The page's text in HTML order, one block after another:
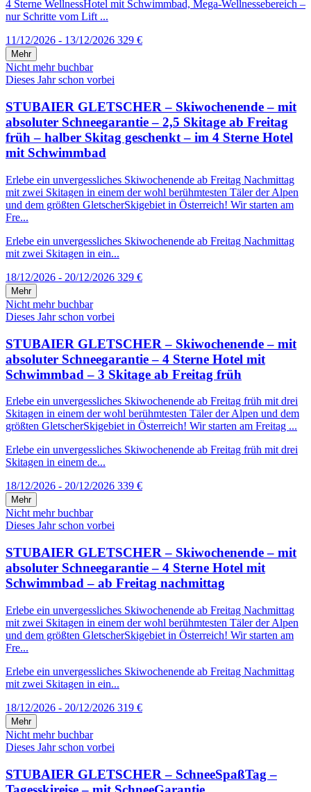
4 Sterne WellnessHotel mit Schwimmbad, Mega-Wellnessebereich –
nur Schritte vom Lift ...
11/12/2026 - 13/12/2026 329 €
Mehr
Nicht mehr buchbar
Dieses Jahr schon vorbei
STUBAIER GLETSCHER – Skiwochenende – mit
absoluter Schneegarantie – 2,5 Skitage ab Freitag
früh – halber Skitag geschenkt – im 4 Sterne Hotel
mit Schwimmbad
Erlebe ein unvergessliches Skiwochenende ab Freitag Nachmittag
mit zwei Skitagen in einem der wohl berühmtesten Täler der Alpen
und dem größten GletscherSkigebiet in Österreich! Wir starten am
Fre...
Erlebe ein unvergessliches Skiwochenende ab Freitag Nachmittag
mit zwei Skitagen in ein...
18/12/2026 - 20/12/2026 329 €
Mehr
Nicht mehr buchbar
Dieses Jahr schon vorbei
STUBAIER GLETSCHER – Skiwochenende – mit
absoluter Schneegarantie – 4 Sterne Hotel mit
Schwimmbad – 3 Skitage ab Freitag früh
Erlebe ein unvergessliches Skiwochenende ab Freitag früh mit drei
Skitagen in einem der wohl berühmtesten Täler der Alpen und dem
größten GletscherSkigebiet in Österreich! Wir starten am Freitag ...
Erlebe ein unvergessliches Skiwochenende ab Freitag früh mit drei
Skitagen in einem de...
18/12/2026 - 20/12/2026 339 €
Mehr
Nicht mehr buchbar
Dieses Jahr schon vorbei
STUBAIER GLETSCHER – Skiwochenende – mit
absoluter Schneegarantie – 4 Sterne Hotel mit
Schwimmbad – ab Freitag nachmittag
Erlebe ein unvergessliches Skiwochenende ab Freitag Nachmittag
mit zwei Skitagen in einem der wohl berühmtesten Täler der Alpen
und dem größten GletscherSkigebiet in Österreich! Wir starten am
Fre...
Erlebe ein unvergessliches Skiwochenende ab Freitag Nachmittag
mit zwei Skitagen in ein...
18/12/2026 - 20/12/2026 319 €
Mehr
Nicht mehr buchbar
Dieses Jahr schon vorbei
STUBAIER GLETSCHER – SchneeSpaßTag –